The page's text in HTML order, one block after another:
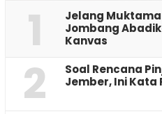
1
Jelang
Jombang
Kanvas
2
‎Soal Rencana
Jember, Ini Kata